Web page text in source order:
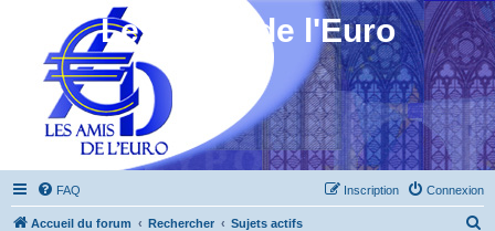
Les Amis de l'Euro
FAQ Connexion
Inscription
Accueil du forum Rechercher Sujets actifs